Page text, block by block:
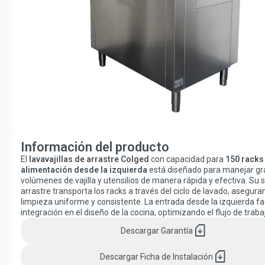
Información del producto
El lavavajillas de arrastre Colged con capacidad para 150
alimentación desde la izquierda está diseñado para manejar
volúmenes de vajilla y utensilios de manera rápida y efectiva. Su
arrastre transporta los racks a través del ciclo de lavado,
limpieza uniforme y consistente. La entrada desde la izquierda
integración en el diseño de la cocina, optimizando el flujo de
DescargarGarantíasim_card_download
Descargar Ficha de Instalación sim_card_download